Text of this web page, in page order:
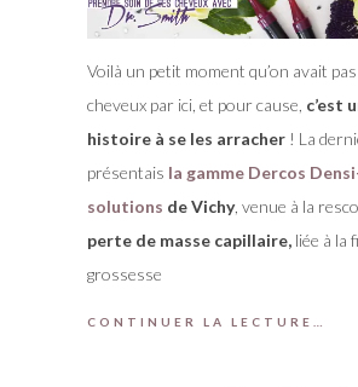
Voilà un petit moment qu’on avait
cheveux par ici, et pour cause, c’est
histoire à se les arracher! La
présentais la gamme Dercos
solutions de Vichy, venue à la
perte de masse capillaire,liée à la
grossesse
CONTINUER LA LECTURE…